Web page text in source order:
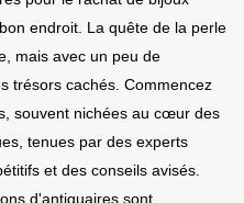
endroit. La quête de la perle
mais avec un peu de
trésors cachés. Commencez
souvent nichées au cœur des
tenues par des experts
et des conseils avisés.
d'antiquaires sont